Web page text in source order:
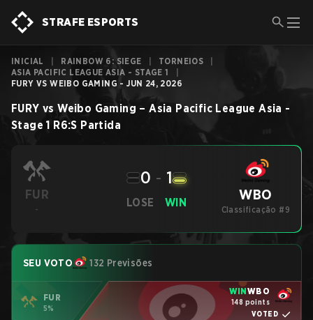
STRAFE ESPORTS
INICIAL RAINBOW 6: SIEGE TORNEIOS
ASIA PACIFIC LEAGUE ASIA - STAGE 1
FURY VS WEIBO GAMING - JUN 24, 2026
FURY vs Weibo Gaming –Asia Pacific League Asia -
Stage 1 R6:S Partida
FUR
-
LOSE
0 - 1
WIN WBO
Classificação #9
SEU VOTO 132 Previsões
FUR
5%
WINWBO
148 points
VOTED